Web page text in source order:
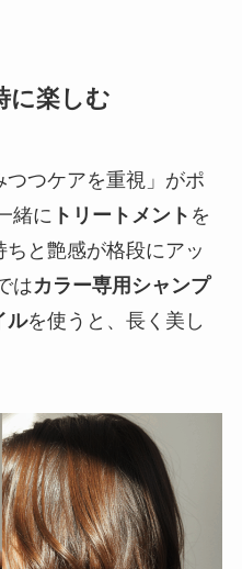
に楽しむ
つケアを重視」がポ
緒に トリートメント を
と艶感が格段にアッ
はカラー専用シャンプ
ルを使うと、長く美し